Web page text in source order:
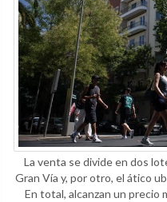
La venta se divide en dos
Gran Vía y, por otro, el ático
En total, alcanzan un precio